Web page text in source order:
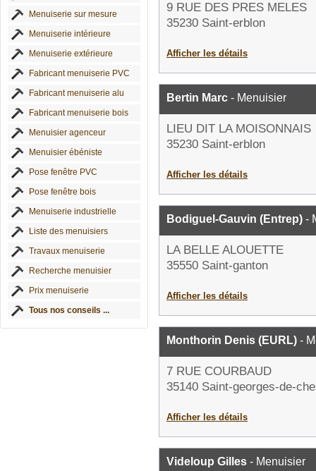
Menuiserie sur mesure
Menuiserie intérieure
Menuiserie extérieure
Fabricant menuiserie PVC
Fabricant menuiserie alu
Fabricant menuiserie bois
Menuisier agenceur
Menuisier ébéniste
Pose fenêtre PVC
Pose fenêtre bois
Menuiserie industrielle
Liste des menuisiers
Travaux menuiserie
Recherche menuisier
Prix menuiserie
Tous nos conseils ...
9 RUE DES PRES MELES
35230 Saint-erblon
Afficher les détails
Bertin Marc - Menuisier
LIEU DIT LA MOISONNAIS
35230 Saint-erblon
Afficher les détails
Bodiguel-Gauvin (Entrep) -
LA BELLE ALOUETTE
35550 Saint-ganton
Afficher les détails
Monthorin Denis (EURL) -
7 RUE COURBAUD
35140 Saint-georges-de-
Afficher les détails
Videloup Gilles - Menuisier